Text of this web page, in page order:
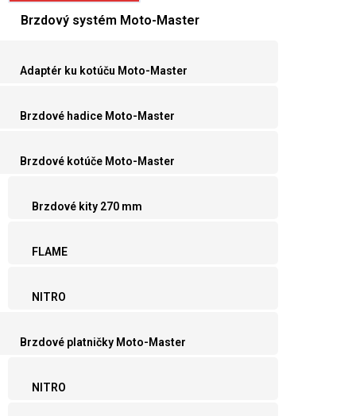
Brzdový systém Moto-Master
Adaptér ku kotúču Moto-Master
Brzdové hadice Moto-Master
Brzdové kotúče Moto-Master
Brzdové kity 270 mm
FLAME
NITRO
Brzdové platničky Moto-Master
NITRO